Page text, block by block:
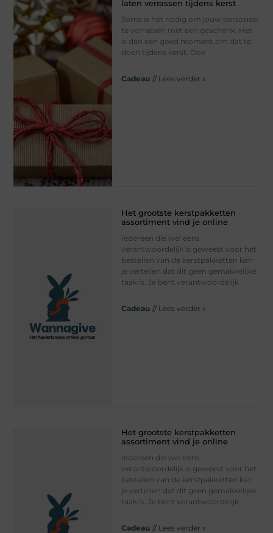
laten verrassen tijdens kerst
Soms is het nodig om jouw personeel
te verrassen met een geschenk. Het
is dan een goed moment om dat te
doen tijdens kerst. Ook
Cadeau // Lees verder »
Het grootste kerstpakketten
assortiment vind je online
Iedereen die wel eens
verantwoordelijk is geweest voor het
bestellen van de kerstpakketten kan
je vertellen dat dit geen gemakkelijke
taak is. Je bent verantwoordelijk
Cadeau // Lees verder »
Het grootste kerstpakketten
assortiment vind je online
Iedereen die wel eens
verantwoordelijk is geweest voor het
bestellen van de kerstpakketten kan
je vertellen dat dit geen gemakkelijke
taak is. Je bent verantwoordelijk
Cadeau // Lees verder »